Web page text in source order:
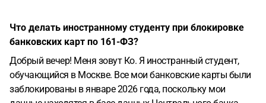
Что делать иностранному студенту при блокировке
банковских карт по 161-ФЗ?
Добрый вечер! Меня зовут Ко. Я иностранный студент,
обучающийся в Москве. Все мои банковские карты были
заблокированы в январе 2026 года, поскольку мои